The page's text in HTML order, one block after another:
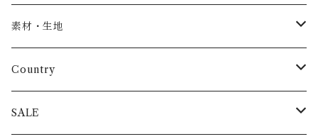
トップス
長袖
半袖
パンツ
長ズボン
スカート
AS WE GROW
ARCH&LINE
BABE & TESS
素材・生地
コットン 100%
リネン( 麻 )
Country
France / フランス
SALE